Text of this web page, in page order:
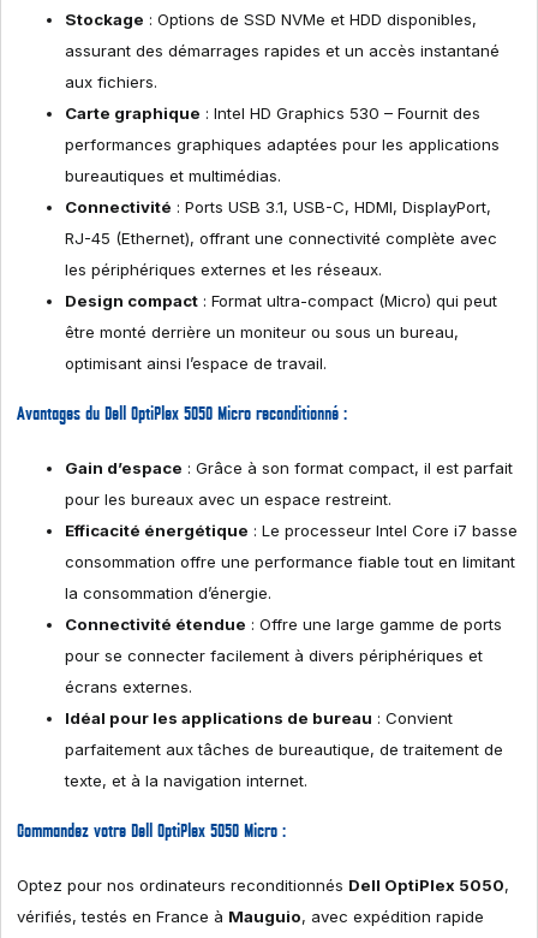
Stockage : Options de SSD NVMe et HDD disponibles,
assurant des démarrages rapides et un accès instantané
aux fichiers.
Carte graphique : Intel HD Graphics 530 – Fournit des
performances graphiques adaptées pour les applications
bureautiques et multimédias.
Connectivité : Ports USB 3.1, USB-C, HDMI, DisplayPort,
RJ-45 (Ethernet), offrant une connectivité complète avec
les périphériques externes et les réseaux.
Design compact : Format ultra-compact (Micro) qui peut
être monté derrière un moniteur ou sous un bureau,
optimisant ainsi l’espace de travail.
Avantages du Dell OptiPlex 5050 Micro reconditionné :
Gain d’espace : Grâce à son format compact, il est parfait
pour les bureaux avec un espace restreint.
Efficacité énergétique : Le processeur Intel Core i7 basse
consommation offre une performance fiable tout en limitant
la consommation d’énergie.
Connectivité étendue : Offre une large gamme de ports
pour se connecter facilement à divers périphériques et
écrans externes.
Idéal pour les applications de bureau : Convient
parfaitement aux tâches de bureautique, de traitement de
texte, et à la navigation internet.
Commandez votre Dell OptiPlex 5050 Micro :
Optez pour nos ordinateurs reconditionnés Dell OptiPlex 5050,
vérifiés, testés en France à Mauguio, avec expédition rapide